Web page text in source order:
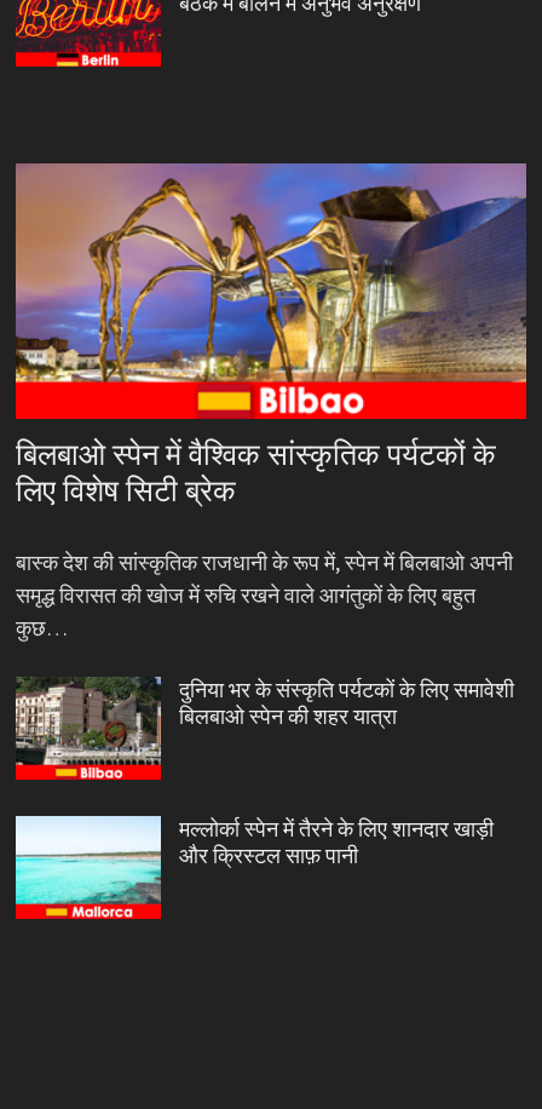
बिलबाओ स्पेन में वैश्विक सांस्कृतिक पर्यटकों के
लिए विशेष सिटी ब्रेक
बास्क देश की सांस्कृतिक राजधानी के रूप में, स्पेन में बिलबाओ अपनी
समृद्ध विरासत की खोज में रुचि रखने वाले आगंतुकों के लिए बहुत
कुछ…
दुनिया भर के संस्कृति पर्यटकों के लिए समावेशी
बिलबाओ स्पेन की शहर यात्रा
मल्लोर्का स्पेन में तैरने के लिए शानदार खाड़ी
और क्रिस्टल साफ़ पानी